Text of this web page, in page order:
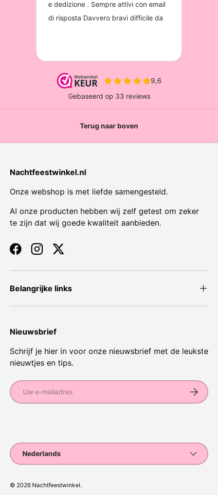
Terug naar boven
Nachtfeestwinkel.nl
Onze webshop is met liefde samengesteld.
Al onze producten hebben wij zelf getest om zeker
te zijn dat wij goede kwaliteit aanbieden.
FacebookInstagramTwitter
Belangrijke links
Nieuwsbrief
Schrijf je hier in voor onze nieuwsbrief met de leukste
nieuwtjes en tips.
E-mailadres
Taal
Nederlands
© 2026 Nachtfeestwinkel.